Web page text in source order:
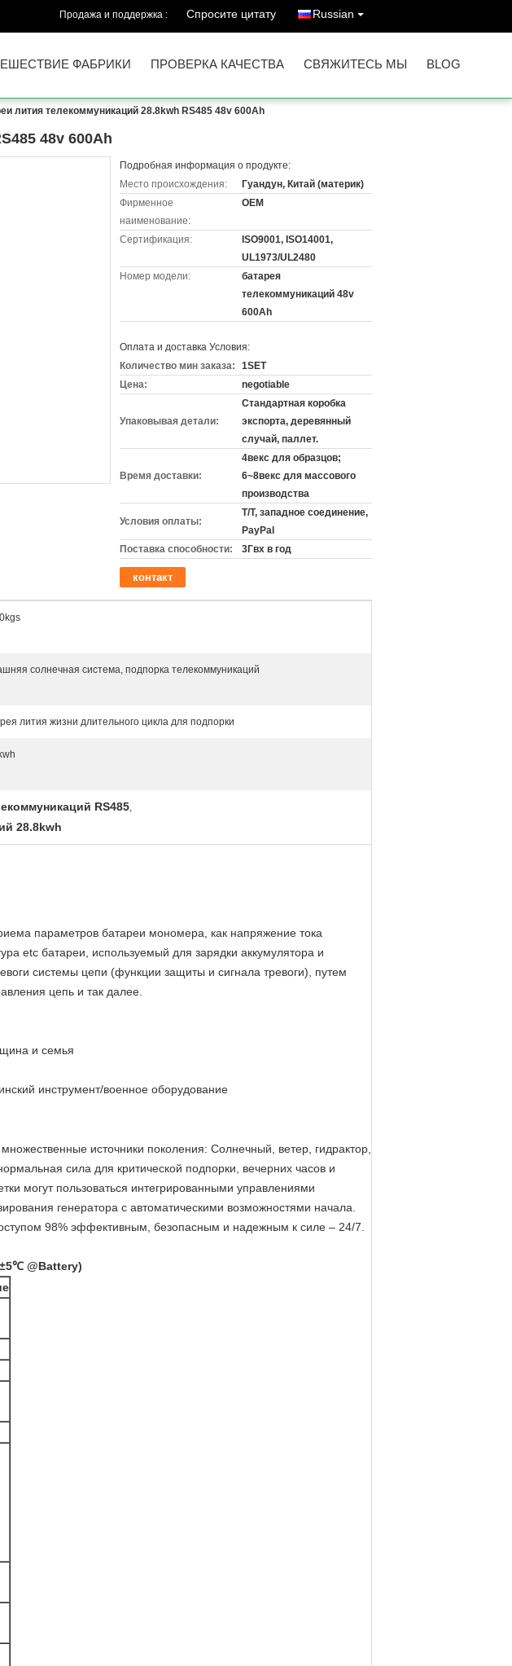
Продажа и поддержка : Спросите цитату Russian
ФАБРИКИ ПРОВЕРКА КАЧЕСТВА СВЯЖИТЕСЬ МЫ BLOG
лития телекоммуникаций 28.8kwh RS485 48v 600Ah
48v 600Ah
Подробная информация о продукте:
Место происхождения:
Гуандун, Китай (материк)
Фирменное
наименование:
OEM
Сертификация:
ISO9001, ISO14001,
UL1973/UL2480
Номер модели:
батарея
телекоммуникаций 48v
600Ah
Оплата и доставка Условия:
Количество мин заказа:
1SET
Цена:
negotiable
Упаковывая детали:
Стандартная коробка
экспорта, деревянный
случай, паллет.
Время доставки:
4векс для образцов;
6~8векс для массового
производства
Условия оплаты:
T/T, западное соединение,
PayPal
Поставка способности:
3Гвх в год
контакт
солнечная система, подпорка телекоммуникаций
лития жизни длительного цикла для подпорки
RS485,
28.8kwh
параметров батареи мономера, как напряжение тока
etc батареи, используемый для зарядки аккумулятора и
системы цепи (функции защиты и сигнала тревоги), путем
цепь и так далее.
и семья
инструмент/военное оборудование
источники поколения: Солнечный, ветер, гидрактор,
сила для критической подпорки, вечерних часов и
могут пользоваться интегрированными управлениями
генератора с автоматическими возможностями начала.
98% эффективным, безопасным и надежным к силе – 24/7.
@Battery)